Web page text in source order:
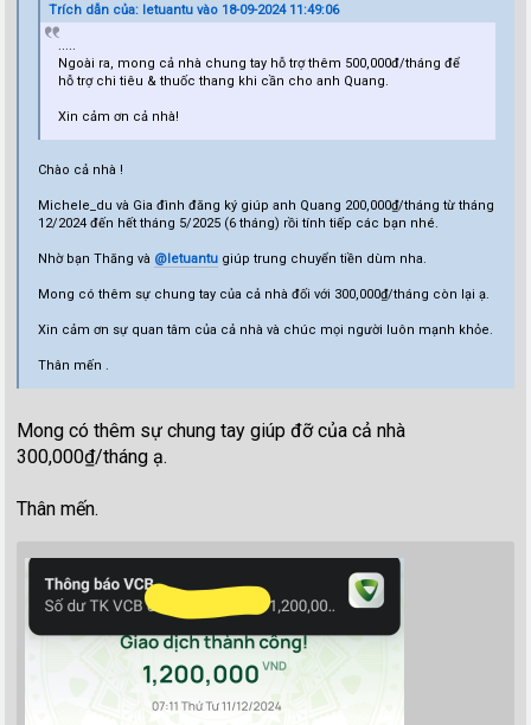
Trích dẫn của: letuantu vào 18-09-2024 11:49:06
.....
Ngoài ra, mong cả nhà chung tay hỗ trợ thêm 500,000đ/tháng để
hỗ trợ chi tiêu & thuốc thang khi cần cho anh Quang.
Xin cảm ơn cả nhà!
Chào cả nhà !
Michele_du và Gia đình đăng ký giúp anh Quang 200,000₫/tháng từ tháng
12/2024 đến hết tháng 5/2025 (6 tháng) rồi tính tiếp các bạn nhé.
Nhờ bạn Thăng và @letuantugiúp trung chuyển tiền dùm nha.
Mong có thêm sự chung tay của cả nhà đối với 300,000₫/tháng còn lại ạ.
Xin cảm ơn sự quan tâm của cả nhà và chúc mọi người luôn mạnh khỏe.
Thân mến .
Mong có thêm sự chung tay giúp đỡ của cả nhà
300,000₫/tháng ạ.
Thân mến.